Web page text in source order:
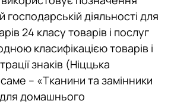
господарській діяльності для
24 класу товарів і послуг
класифікацією товарів і
знаків (Ніццька
– «Тканини та замінники
домашнього